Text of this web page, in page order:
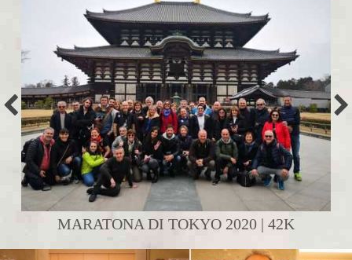
MARATONA DI TOKYO 2020 | 42K